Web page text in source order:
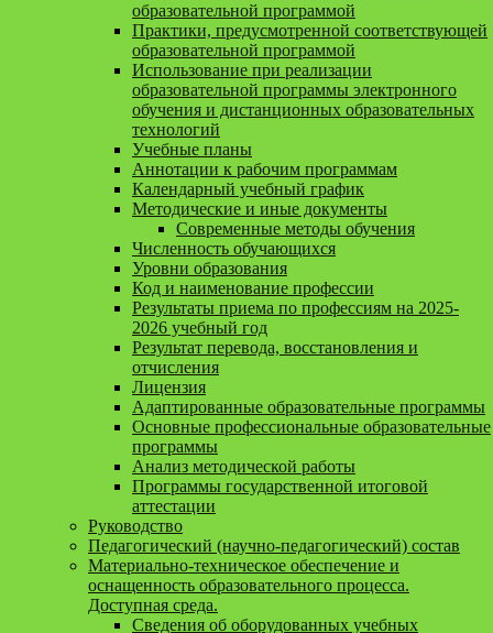
образовательной программой
Практики, предусмотренной соответствующей
образовательной программой
Использование при реализации
образовательной программы электронного
обучения и дистанционных образовательных
технологий
Учебные планы
Аннотации к рабочим программам
Календарный учебный график
Методические и иные документы
Современные методы обучения
Численность обучающихся
Уровни образования
Код и наименование профессии
Результаты приема по профессиям на 2025-
2026 учебный год
Результат перевода, восстановления и
отчисления
Лицензия
Адаптированные образовательные программы
Основные профессиональные образовательные
программы
Анализ методической работы
Программы государственной итоговой
аттестации
Руководство
Педагогический (научно-педагогический) состав
Материально-техническое обеспечение и
оснащенность образовательного процесса.
Доступная среда.
Сведения об оборудованных учебных